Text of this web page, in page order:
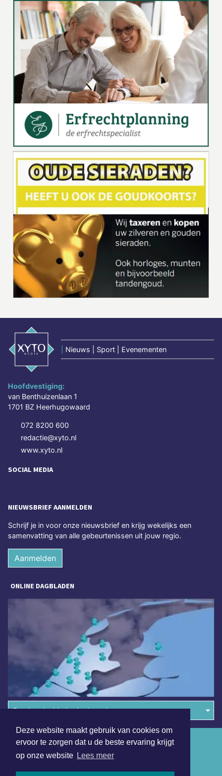
Deze website maakt gebruik van cookies om
ervoor te zorgen dat u de beste ervaring krijgt
op onze website Lees meer
Nieuws | Sport | Evenementen
Hoofdvestiging:
van Benthuizenlaan 1
1701 BZ Heerhugowaard
072 8200 600
redactie@xyto.nl
www.xyto.nl
SOCIAL MEDIA
NIEUWSBRIEF AANMELDEN
Schrijf je in voor onze nieuwsbrief en krijg wekelijks een
samenvatting van alle gebeurtenissen uit jouw regio.
Aanmelden
ONLINE DAGBLADEN
Overige dagbladen in de regio
Algemene voorwaarden
Disclaimer